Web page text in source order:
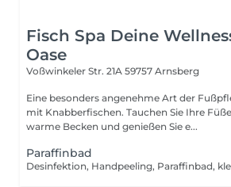
Fisch Spa Deine
Oase
Voßwinkeler Str. 21A 59757 Arnsberg
Eine besonders angenehme Art der
mit Knabberfischen. Tauchen Sie Ihre
warme Becken und genießen Sie e...
Paraffinbad